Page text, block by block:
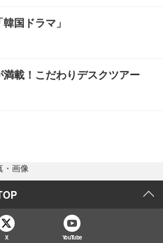
国ドラマ」
載！こだわりデスクツアー
・画像
X YouTube